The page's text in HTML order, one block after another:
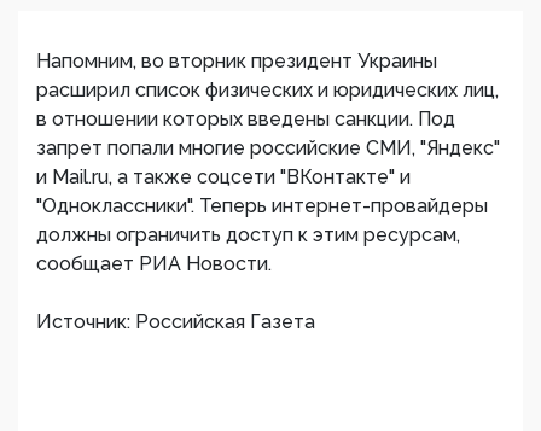
Напомним, во вторник президент Украины
расширил список физических и юридических лиц,
в отношении которых введены санкции. Под
запрет попали многие российские СМИ, "Яндекс"
и Mail.ru, а также соцсети "ВКонтакте" и
"Одноклассники". Теперь интернет-провайдеры
должны ограничить доступ к этим ресурсам,
сообщает РИА Новости.
Источник: Российская Газета